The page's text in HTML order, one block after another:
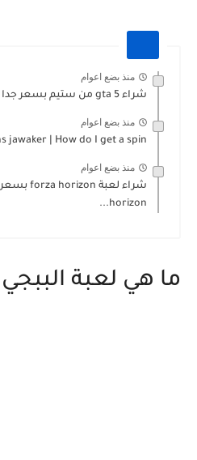
منذ بضع اعوام
شراء gta 5 من ستيم بسعر جدا رخيص
منذ بضع اعوام
jawaker | How do I get a spin...
منذ بضع اعوام
horizon...
ما هي لعبة الببجي